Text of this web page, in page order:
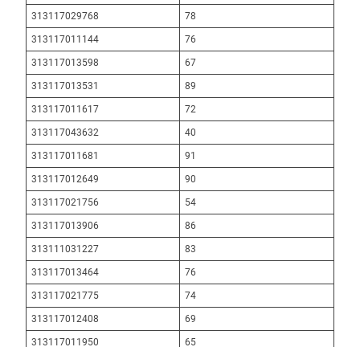
313117029768 78
313117011144 76
313117013598 67
313117013531 89
313117011617 72
313117043632 40
313117011681 91
313117012649 90
313117021756 54
313117013906 86
313111031227 83
313117013464 76
313117021775 74
313117012408 69
313117011950 65